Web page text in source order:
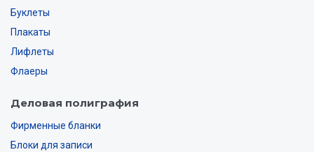
Буклеты
Плакаты
Лифлеты
Флаеры
Деловая полиграфия
Фирменные бланки
Блоки для записи